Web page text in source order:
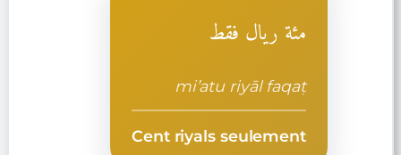
مئة ريال فقط
mi’atu riyāl faqaṭ
Cent riyals seulement